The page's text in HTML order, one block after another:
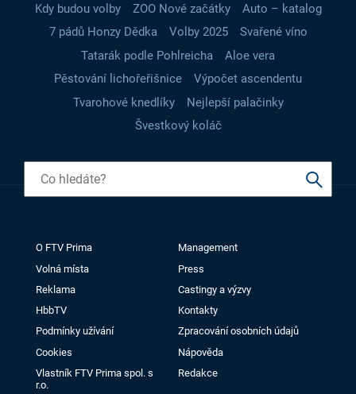
Kdy budou volby
ZOO Nové začátky
Auto – katalog
7 pádů Honzy Dědka
Volby 2025
Svařené víno
Tatarák podle Pohlreicha
Aloe vera
Pěstování lichořeřišnice
Výpočet ascendentu
Tvarohové knedlíky
Nejlepší palačinky
Švestkový koláč
O FTV Prima
Management
Volná místa
Press
Reklama
Castingy a výzvy
HbbTV
Kontakty
Podmínky užívání
Zpracování osobních údajů
Cookies
Nápověda
Vlastník FTV Prima spol. s
r.o.
Redakce